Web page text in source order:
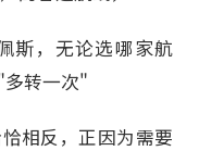
斯，无论选哪家航
转一次"
相反，正因为需要